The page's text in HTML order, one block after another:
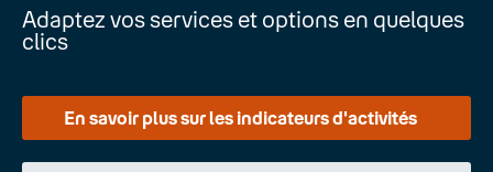
Adaptez vos services et options en quelques
clics
En savoir plus sur les indicateurs d'activités